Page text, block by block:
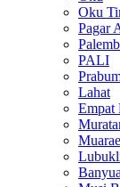
Oku
Pagar
PALI
Lahat
Empat